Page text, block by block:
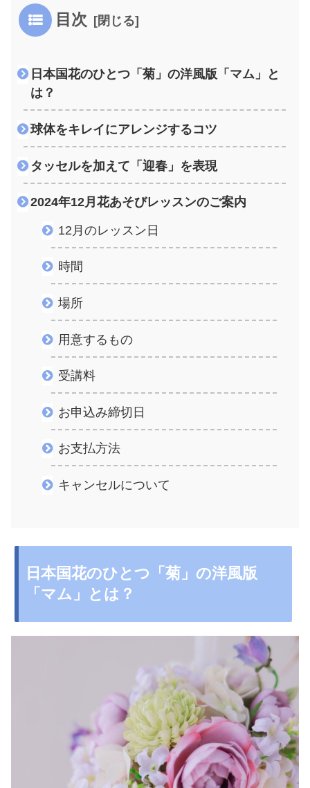
目次
日本国花のひとつ「菊」の洋風版「マム」と
は？
球体をキレイにアレンジするコツ
タッセルを加えて「迎春」を表現
2024年12月花あそびレッスンのご案内
12月のレッスン日
時間
場所
用意するもの
受講料
お申込み締切日
お支払方法
キャンセルについて
日本国花のひとつ「菊」の洋風版
「マム」とは？